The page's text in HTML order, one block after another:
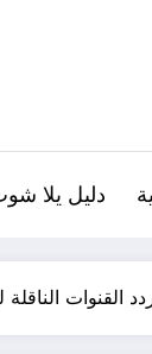
دليل يلا
القنوات